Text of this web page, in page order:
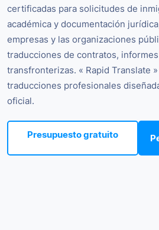
certificadas para solicitudes de
académica y documentación
empresas y las organizaciones
traducciones de contratos,
transfronterizas. « Rapid Translate
traducciones profesionales
oficial.
Presupuesto gratuito